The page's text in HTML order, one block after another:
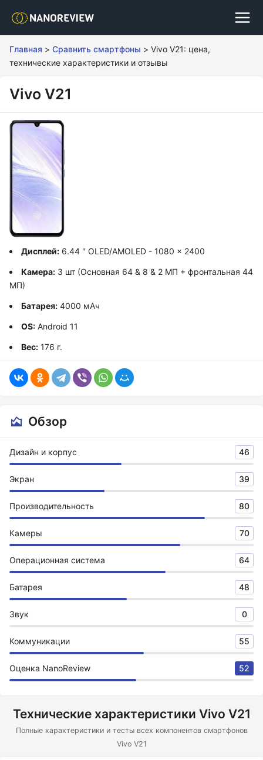
Главная > Сравнить смартфоны > Vivo V21: цена,
технические характеристики и отзывы
Vivo V21
Дисплей: 6.44 " OLED/AMOLED - 1080 x 2400
Камера: 3 шт (Основная 64 & 8 & 2 МП + фронтальная 44
МП)
Батарея: 4000 мАч
OS: Android 11
Вес: 176 г.
Обзор
Дизайн и корпус 46
Экран 39
Производительность 80
Камеры 70
Операционная система 64
Батарея 48
Звук 0
Коммуникации 55
Оценка NanoReview 52
Технические характеристики Vivo V21
Полные характеристики и тесты всех компонентов смартфонов
Vivo V21